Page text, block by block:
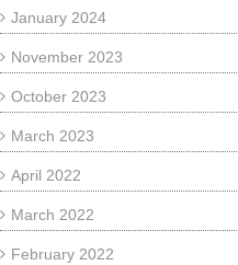
January 2024
November 2023
October 2023
March 2023
April 2022
March 2022
February 2022